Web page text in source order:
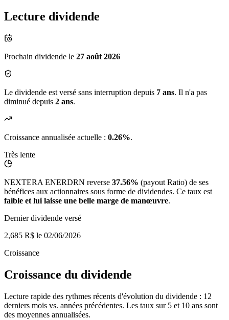
Lecture dividende
Prochain dividende le 27 août 2026
Le dividende est versé sans interruption depuis 7 ans. Il n'a pas
diminué depuis 2 ans.
Croissance annualisée actuelle : 0.26%.
Très lente
NEXTERA ENERDRN reverse 37.56% (payout Ratio) de ses
bénéfices aux actionnaires sous forme de dividendes. Ce taux est
faible et lui laisse une belle marge de manœuvre.
Dernier dividende versé
2,685 R$ le 02/06/2026
Croissance
Croissance du dividende
Lecture rapide des rythmes récents d'évolution du dividende : 12
derniers mois vs. années précédentes. Les taux sur 5 et 10 ans sont
des moyennes annualisées.